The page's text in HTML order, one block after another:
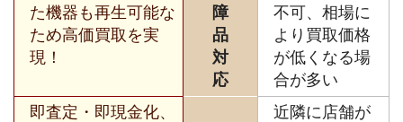
た機器も再生可能な
ため高価買取を実
現！
障
品
対
応
不可、相場に
より買取価格
が低くなる場
合が多い
即査定・即現金化、
近隣に店舗が